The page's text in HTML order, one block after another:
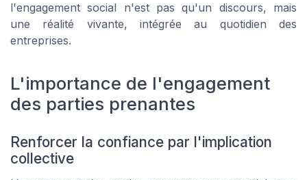
l'engagement social n'est pas qu'un discours, mais
une réalité vivante, intégrée au quotidien des
entreprises.
L'importance de l'engagement
des parties prenantes
Renforcer la confiance par l'implication
collective